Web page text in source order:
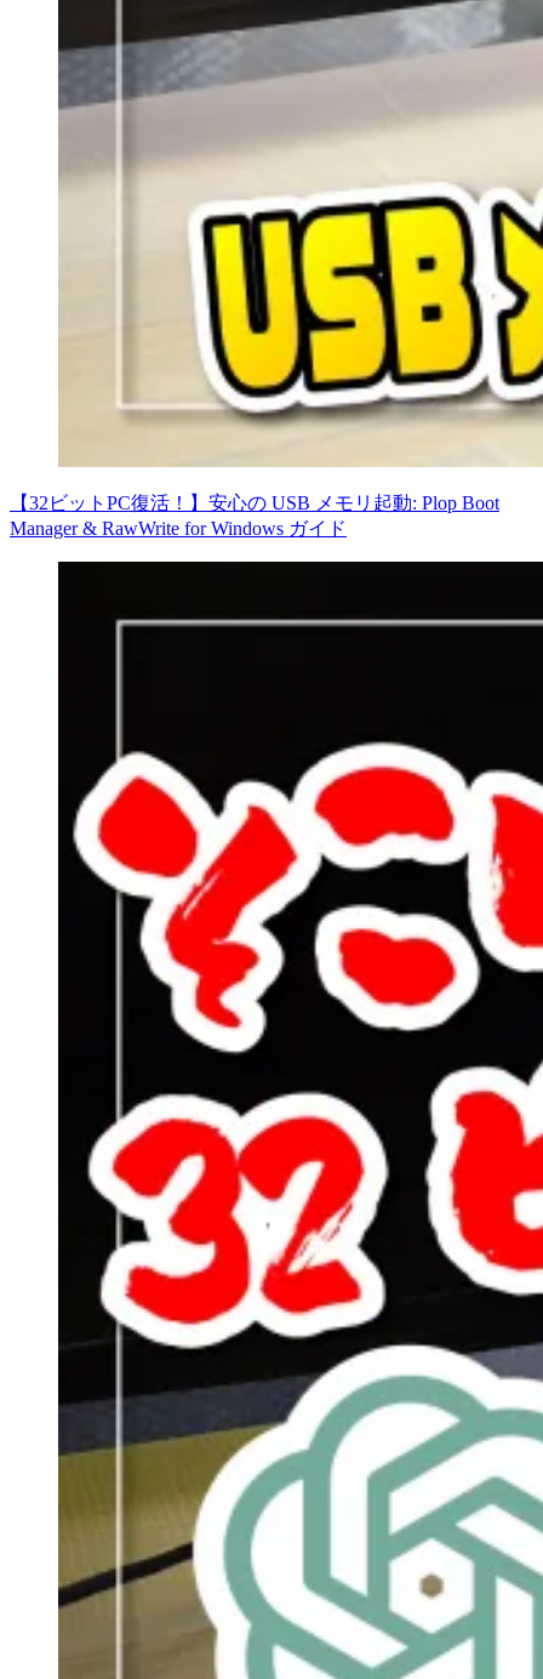
【32ビットPC復活！】安心の USB メモリ起動: Plop Boot
Manager & RawWrite for Windows ガイド